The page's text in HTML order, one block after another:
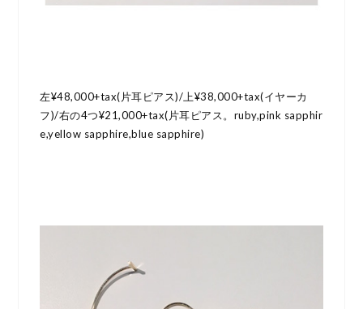
左¥48,000+tax(片耳ピアス)/上¥38,000+tax(イヤーカ
フ)/右の4つ¥21,000+tax(片耳ピアス。ruby,pink sapphir
e,yellow sapphire,blue sapphire)